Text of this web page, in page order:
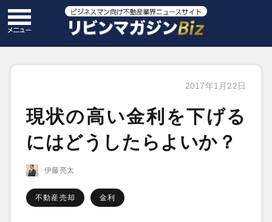
2017年1月22日
現状の高い金利を下げる
にはどうしたらよいか？
伊藤亮太
不動産売却 金利